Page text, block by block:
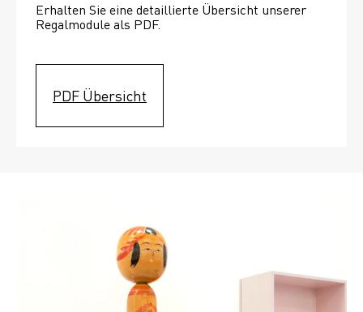
Erhalten Sie eine detaillierte Übersicht unserer
Regalmodule als PDF.
PDF Übersicht